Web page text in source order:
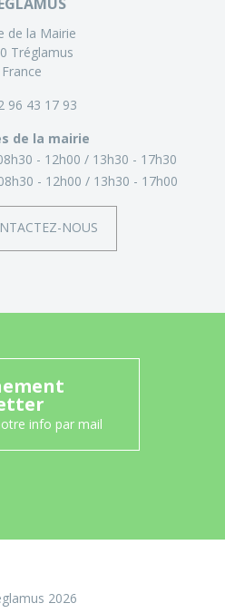
de la Mairie
Tréglamus
France
96 43 17 93
de la mairie
- 12h00
13h30 - 17h30
- 12h00 13h30 - 17h00
NOUS
info par mail
2026